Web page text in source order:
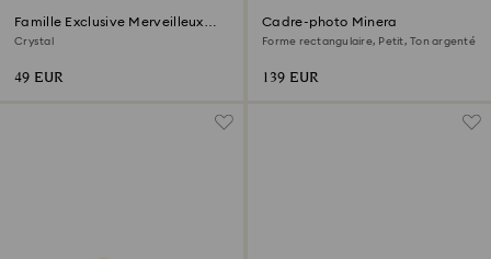
Famille Exclusive Merveilleux
Écrin
Crystal
49 EUR
Cadre-photo Minera
Forme rectangulaire, Petit, Ton argenté
139 EUR